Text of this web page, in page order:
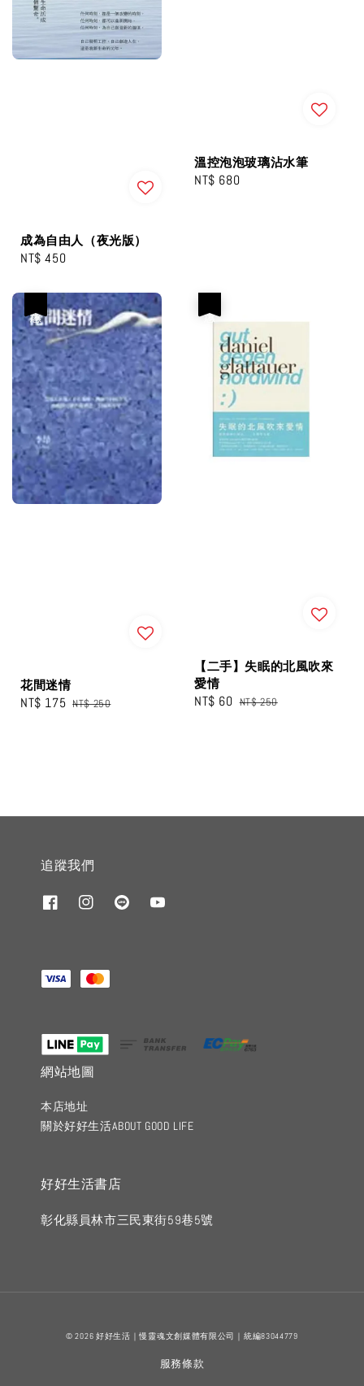
成為自由人（夜光版）
Regular
NT$ 450
溫控泡泡玻璃沾水筆
Regular
NT$ 680
花間迷情
Sale
NT$ 175 Regular
NT$ 250
【二手】失眠的北風吹來
愛情
Sale
NT$ 60 Regular
NT$ 250
追蹤我們
網站地圖
本店地址
關於好好生活ABOUT GOOD LIFE
好好生活書店
彰化縣員林市三民東街59巷5號
© 2026 好好生活｜慢靈魂文創媒體有限公司｜統編83044779
服務條款